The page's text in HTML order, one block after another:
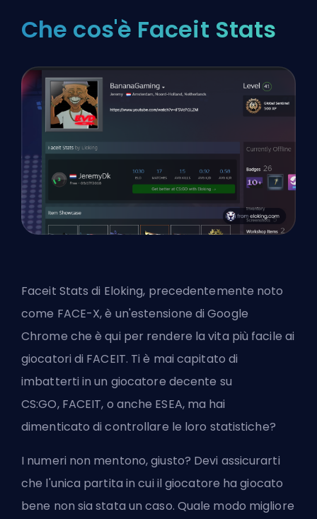
Che cos'è Faceit Stats
Faceit Stats di Eloking, precedentemente noto
come FACE-X, è un'estensione di Google
Chrome che è qui per rendere la vita più facile ai
giocatori di FACEIT. Ti è mai capitato di
imbatterti in un giocatore decente su
CS:GO, FACEIT, o anche ESEA, ma hai
dimenticato di controllare le loro statistiche?
I numeri non mentono, giusto? Devi assicurarti
che l'unica partita in cui il giocatore ha giocato
bene non sia stata un caso. Quale modo migliore